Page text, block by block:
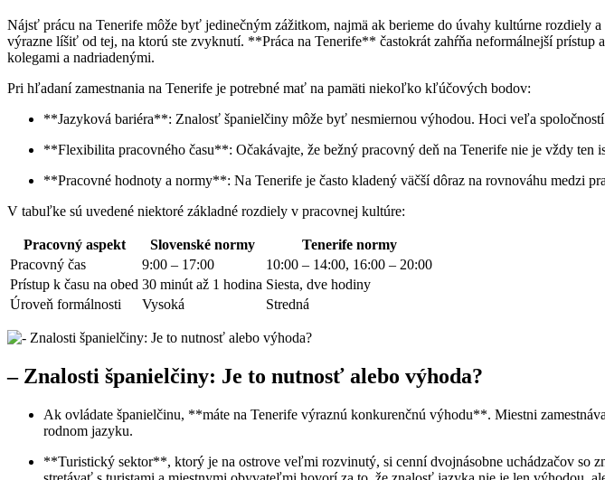
Nájsť prácu na Tenerife môže byť jedinečným zážitkom, najmä ak berieme do úvahy kultúrne rozdiely
výrazne líšiť od tej, na ktorú ste zvyknutí. **Práca na Tenerife** častokrát zahŕňa neformálnejší
kolegami a nadriadenými.
Pri hľadaní zamestnania na Tenerife je potrebné mať na pamäti niekoľko kľúčových bodov:
**Jazyková bariéra**: Znalosť španielčiny môže byť nesmiernou výhodou. Hoci veľa
**Flexibilita pracovného času**: Očakávajte, že bežný pracovný deň na Tenerife nie je vždy
**Pracovné hodnoty a normy**: Na Tenerife je často kladený väčší dôraz na rovnováhu medzi
V tabuľke sú uvedené niektoré základné rozdiely v pracovnej kultúre:
Pracovný aspekt Slovenské normy
Tenerife normy
Pracovný čas
9:00 – 17:00
10:00 – 14:00, 16:00 – 20:00
Prístup k času na obed 30 minút až 1 hodina Siesta, dve hodiny
Úroveň formálnosti
Vysoká Stredná
– Znalosti španielčiny: Je to nutnosť alebo výhoda?
Ak ovládate španielčinu, **máte na Tenerife výraznú konkurenčnú výhodu**. Miestni
rodnom jazyku.
**Turistický sektor**, ktorý je na ostrove veľmi rozvinutý, si cenní dvojnásobne uchádzačov so